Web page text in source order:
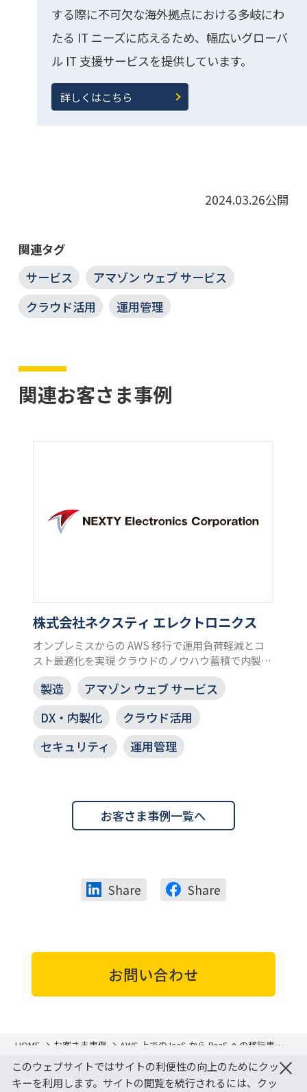
する際に不可欠な海外拠点における多岐にわ
たる IT ニーズに応えるため、幅広いグローバ
ル IT 支援サービスを提供しています。
詳しくはこちら
2024.03.26公開
関連タグ
サービス
アマゾン ウェブ サービス
クラウド活用
運用管理
関連お客さま事例
株式会社ネクスティ エレクトロニクス
オンプレミスからの AWS 移行で運用負荷軽減とコ
スト最適化を実現 クラウドのノウハウ蓄積で内製化
の体制作りにも寄与
製造
アマゾン ウェブ サービス
DX・内製化
クラウド活用
セキュリティ
運用管理
お客さま事例一覧へ
Share Share
お問い合わせ
HOME お客さま事例 AWS 上での IaaS から PaaS への移行事例
JBS Tech Blog サイトマップ アクセスマップ
このウェブサイトではサイトの利便性の向上のためにクッ
キーを利用します。サイトの閲覧を続行されるには、クッ
×